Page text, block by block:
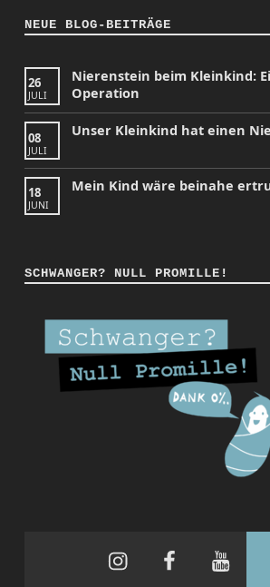
NEUE BLOG-BEITRÄGE
26
JULI
Nierenstein beim Kleinkind:
Operation
08
JULI
Unser Kleinkind hat einen
18
JUNI
Mein Kind wäre beinahe
SCHWANGER? NULL PROMILLE!
Facebook